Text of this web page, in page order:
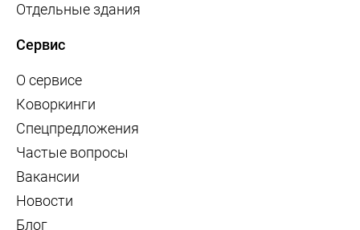
Отдельные здания
Сервис
О сервисе
Коворкинги
Спецпредложения
Частые вопросы
Вакансии
Новости
Блог